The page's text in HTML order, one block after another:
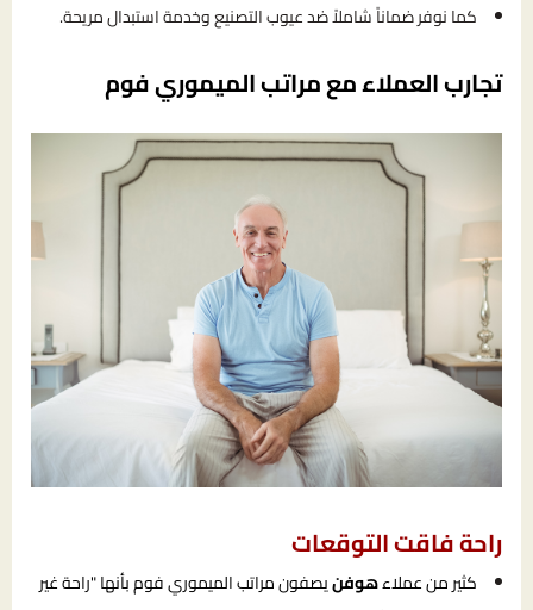
كما نوفر ضماناً شاملاً ضد عيوب التصنيع وخدمة استبدال مريحة.
تجارب العملاء مع مراتب الميموري فوم
راحة فاقت التوقعات
كثير من عملاءهوفنيصفون مراتب الميموري فوم بأنها "راحة غير